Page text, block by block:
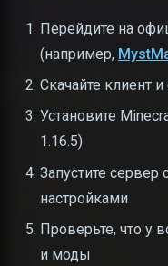
Перейдите на
(например,
Скачайте клиент
Установите
1.16.5)
Запустите
настройками
Проверьте, что у
и моды